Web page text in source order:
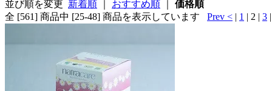
並び順を変更 新着順 おすすめ順
価格順
全 [561] 商品中 [25-48] 商品を表示しています
Prev < | 1 | 2 | 3 |